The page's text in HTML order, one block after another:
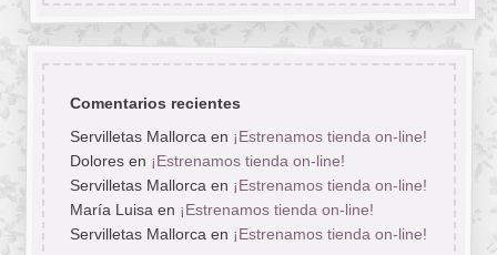
Comentarios recientes
Servilletas Mallorcaen ¡Estrenamos tienda on-line!
Doloresen ¡Estrenamos tienda on-line!
Servilletas Mallorcaen ¡Estrenamos tienda on-line!
María Luisaen ¡Estrenamos tienda on-line!
Servilletas Mallorcaen ¡Estrenamos tienda on-line!